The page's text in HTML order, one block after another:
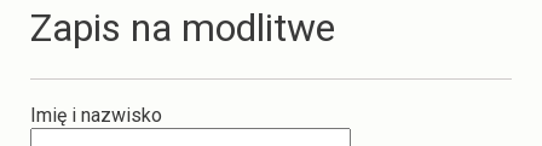
Zapis na modlitwe
Imię i nazwisko